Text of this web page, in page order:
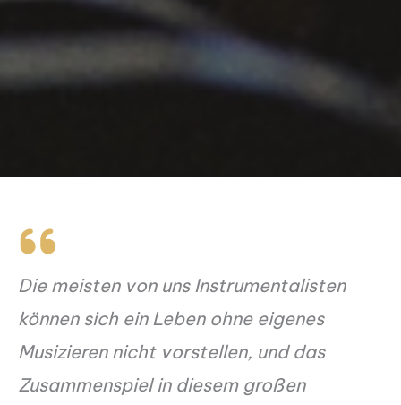
Die meisten von uns Instrumentalisten
können sich ein Leben ohne eigenes
Musizieren nicht vorstellen, und das
Zusammenspiel in diesem großen